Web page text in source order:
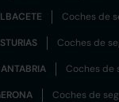
Coches de
Coches de
Coches de
Coches de